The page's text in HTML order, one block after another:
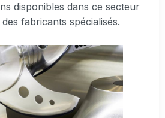
disponibles dans ce secteur
fabricants spécialisés.